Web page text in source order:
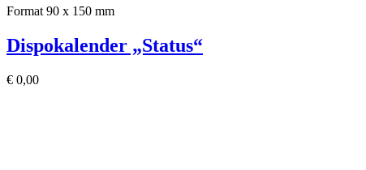
Format 90 x 150 mm
Dispokalender „Status“
€ 0,00